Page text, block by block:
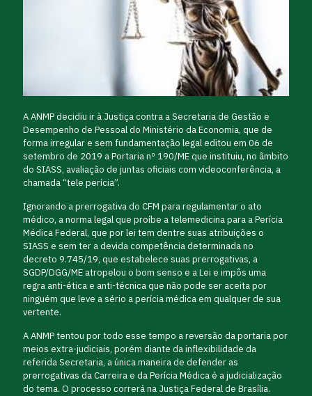
A ANMP decidiu ir à Justiça contra a Secretaria de Gestão e
Desempenho de Pessoal do Ministério da Economia, que de
forma irregular e sem fundamentação legal editou em 06 de
setembro de 2019 a Portaria nº 190/ME que instituiu, no âmbito
do SIASS, avaliação de juntas oficiais com videoconferência, a
chamada “tele perícia”.
Ignorando a prerrogativa do CFM para regulamentar o ato
médico, a norma legal que proíbe a telemedicina para a Perícia
Médica Federal, que por lei tem dentre suas atribuições o
SIASS e sem ter a devida competência determinada no
decreto 9.745/19, que estabelece suas prerrogativas, a
SGDP/DGG/ME atropelou o bom senso e a Lei e impôs uma
regra anti-ética e anti-técnica que não pode ser aceita por
ninguém que leve a sério a perícia médica em qualquer de sua
vertente.
A ANMP tentou por todo esse tempo a reversão da portaria por
meios extra-judiciais, porém diante da inflexibilidade da
referida Secretaria, a única maneira de defender as
prerrogativas da Carreira e da Perícia Médica é a judicialização
do tema. O processo correrá na Justiça Federal de Brasília.